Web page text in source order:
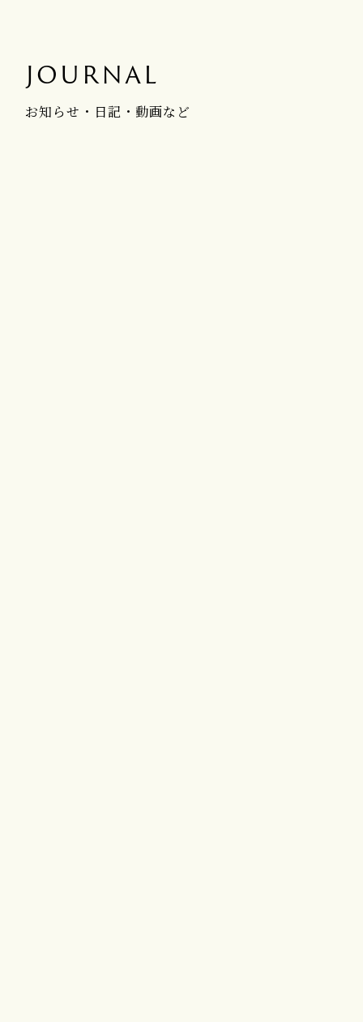
JOURNAL
お知らせ・日記・動画など